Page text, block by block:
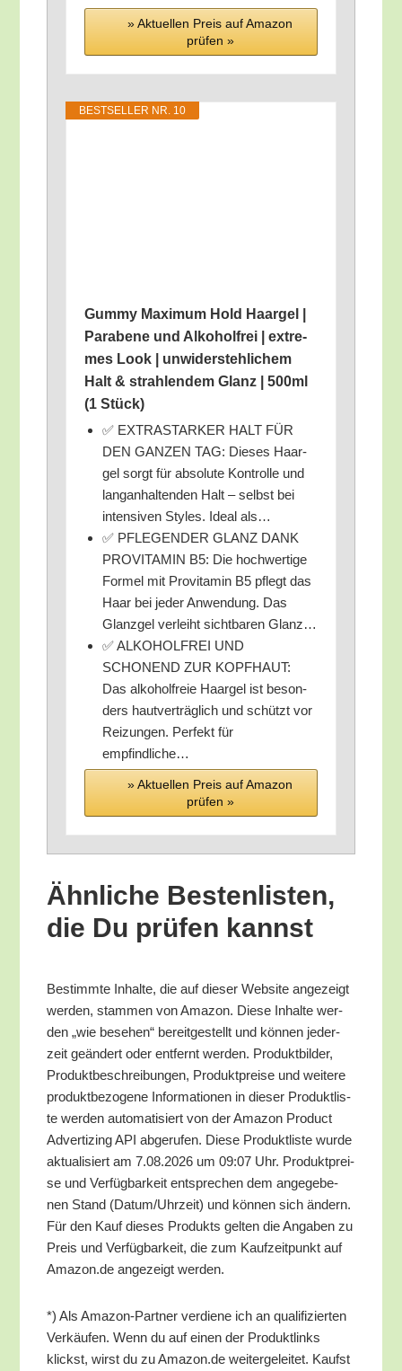
» Aktu­el­len Preis auf Ama­zon
prü­fen »
BEST­SEL­LER NR. 10
Gum­my Maxi­mum Hold Haar­gel |
Para­be­ne und Alko­hol­frei | extre­
mes Look | unwi­der­steh­li­chem
Halt & strah­len­dem Glanz | 500ml
(1 Stück)
✅ EXTRASTARKER HALT FÜR
DEN GANZEN TAG: Die­ses Haar­
gel sorgt für abso­lu­te Kon­trol­le und
lang­an­hal­ten­den Halt – selbst bei
inten­si­ven Styl­es. Ide­al als…
✅ PFLEGENDER GLANZ DANK
PROVITAMIN B5: Die hoch­wer­ti­ge
For­mel mit Pro­vit­amin B5 pflegt das
Haar bei jeder Anwen­dung. Das
Glanz­gel ver­leiht sicht­ba­ren Glanz…
✅ ALKOHOLFREI UND
SCHONEND ZUR KOPFHAUT:
Das alko­hol­freie Haar­gel ist beson­
ders haut­ver­träg­lich und schützt vor
Rei­zun­gen. Per­fekt für
empfindliche…
» Aktu­el­len Preis auf Ama­zon
prü­fen »
Ähn­li­che Bes­ten­lis­ten,
die Du prü­fen kannst
Bestimm­te Inhal­te, die auf die­ser Web­site ange­zeigt
wer­den, stam­men von Ama­zon. Die­se Inhal­te wer­
den „wie bese­hen“ bereit­ge­stellt und kön­nen jeder­
zeit geän­dert oder ent­fernt wer­den. Pro­dukt­bil­der,
Pro­dukt­be­schrei­bun­gen, Pro­dukt­prei­se und wei­te­re
pro­dukt­be­zo­ge­ne Infor­ma­tio­nen in die­ser Pro­dukt­lis­
te wer­den auto­ma­ti­siert von der Ama­zon Pro­duct
Adver­tiz­ing API abge­ru­fen. Die­se Pro­dukt­lis­te wur­de
aktua­li­siert am 7.08.2026 um 09:07 Uhr. Pro­dukt­prei­
se und Ver­füg­bar­keit ent­spre­chen dem ange­ge­be­
nen Stand (Datum/​Uhrzeit) und kön­nen sich ändern.
Für den Kauf die­ses Pro­dukts gel­ten die Anga­ben zu
Preis und Ver­füg­bar­keit, die zum Kauf­zeit­punkt auf
Amazon.de ange­zeigt werden.
*) Als Ama­zon-Part­ner ver­die­ne ich an qua­li­fi­zier­ten
Ver­käu­fen. Wenn du auf einen der Pro­dukt­links
klickst, wirst du zu Amazon.de wei­ter­ge­lei­tet. Kaufst